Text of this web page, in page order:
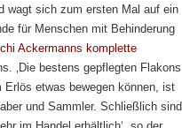
wagt sich zum ersten Mal auf ein
für Menschen mit Behinderung
Ackermanns komplette
‚Die bestens gepflegten Flakons
etwas bewegen können, ist
und Sammler. Schließlich sind